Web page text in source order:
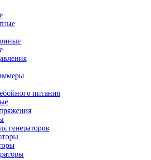
питания
генераторов